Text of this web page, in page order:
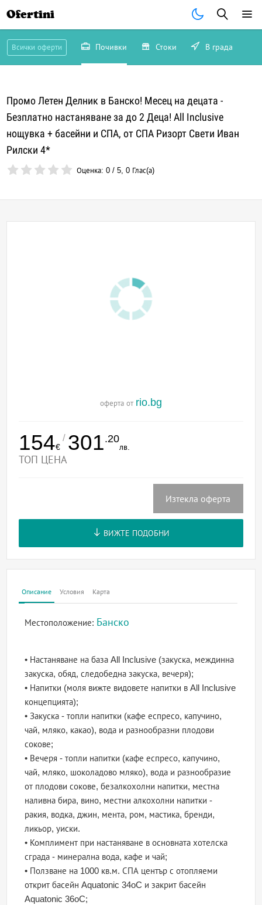
Ofertini
Всички оферти Почивки Стоки В града
Промо Летен Делник в Банско! Месец на децата -
Безплатно настаняване за до 2 Деца! All Inclusive
нощувка + басейни и СПА, от СПА Ризорт Свети Иван
Рилски 4*
Оценка:0 /5,0 Глас(а)
оферта от rio.bg
154€
/ 301.20
лв.
ТОП ЦЕНА
Изтекла оферта
ВИЖТЕ ПОДОБНИ
Описание Условия Карта
Местоположение: Банско
• Настаняване на база All Inclusive (закуска, междинна
закуска, обяд, следобедна закуска, вечеря);
• Напитки (моля вижте видовете напитки в All Inclusive
концепцията);
• Закуска - топли напитки (кафе еспресо, капучино,
чай, мляко, какао), вода и разнообразни плодови
сокове;
• Вечеря - топли напитки (кафе еспресо, капучино,
чай, мляко, шоколадово мляко), вода и разнообразие
от плодови сокове, безалкохолни напитки, местна
наливна бира, вино, местни алкохолни напитки -
ракия, водка, джин, мента, ром, мастика, бренди,
ликьор, уиски.
• Комплимент при настаняване в основната хотелска
сграда - минерална вода, кафе и чай;
• Ползване на 1000 кв.м. СПА център с отопляеми
открит басейн Aquatonic 34oC и закрит басейн
Aquatonic 36oC;